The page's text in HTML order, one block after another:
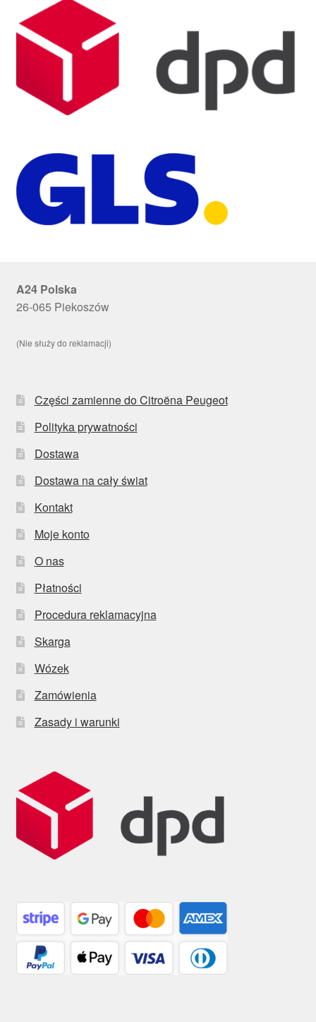
A24 Polska
26-065 Piekoszów
(Nie służy do reklamacji)
Części zamienne do Citroëna Peugeot
Polityka prywatności
Dostawa
Dostawa na cały świat
Kontakt
Moje konto
O nas
Płatności
Procedura reklamacyjna
Skarga
Wózek
Zamówienia
Zasady i warunki